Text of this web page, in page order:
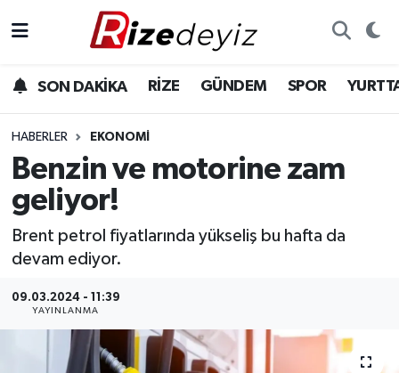
SON DAKİKA RİZE GÜNDEM SPOR
HABERLER EKONOMI
Benzin ve motorine zam
geliyor!
Brent petrol fiyatlarında yükseliş bu hafta da
devam ediyor.
09.03.2024 - 11:39
YAYINLANMA
Gündem
Yurttan Haberler
Ekonomi
Teknoloji
Sağlık
Rize Hava Durumu
Rize Trafik Yoğunluk Haritası
Süper Lig Puan Durumu ve Fikstür
Tüm Manşetler
Son Dakika Haberleri
Haber Arşivi